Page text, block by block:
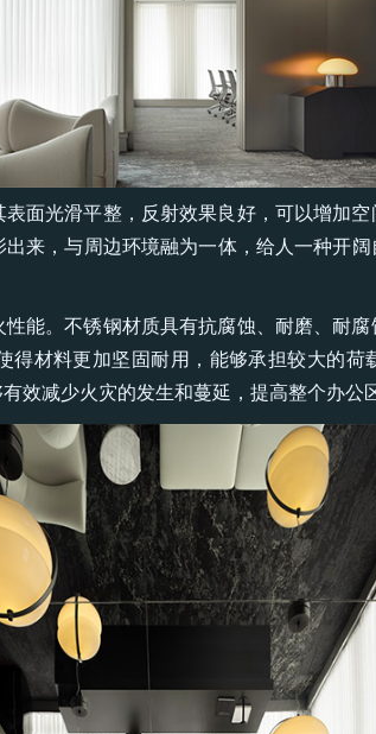
面光滑平整，反射效果良好，可以增加
来，与周边环境融为一体，给人一种开
能。不锈钢材质具有抗腐蚀、耐磨、耐
得材料更加坚固耐用，能够承担较大的
效减少火灾的发生和蔓延，提高整个办公